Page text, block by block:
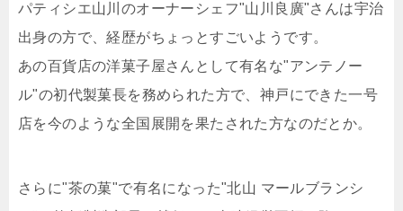
パティシエ山川のオーナーシェフ"山川良廣"さんは宇治
出身の方で、経歴がちょっとすごいようです。
あの百貨店の洋菓子屋さんとして有名な"アンテノー
ル"の初代製菓長を務められた方で、神戸にできた一号
店を今のような全国展開を果たされた方なのだとか。
さらに"茶の菓"で有名になった"北山 マールブランシ